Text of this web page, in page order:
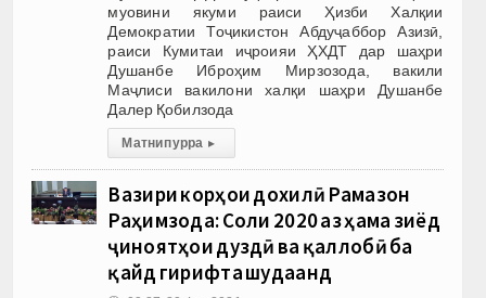
муовини якуми раиси Ҳизби Халқии
Демократии Тоҷикистон Абдуҷаббор Азизӣ,
раиси Кумитаи иҷроияи ҲХДТ дар шаҳри
Душанбе Иброҳим Мирзозода, вакили
Маҷлиси вакилони халқи шаҳри Душанбе
Далер Қобилзода
Матни пурра ▸
Вазири корҳои дохилӣ Рамазон
Раҳимзода: Соли 2020 аз ҳама зиёд
ҷиноятҳои дуздӣ ва қаллобӣ ба
қайд гирифта шудаанд